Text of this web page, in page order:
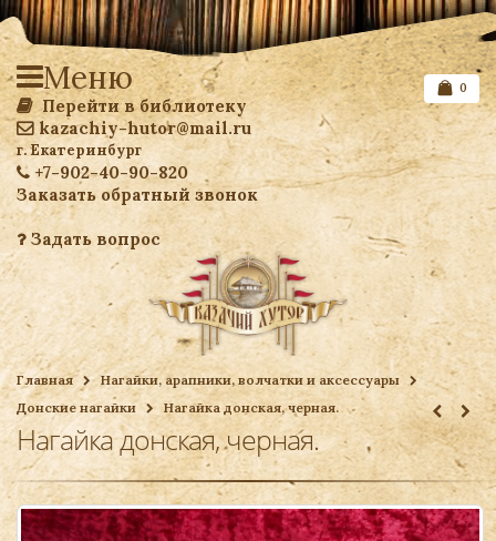
Перейти в библиотеку
kazachiy-hutor@mail.ru
г. Екатеринбург
+7-902-40-90-820
Заказать обратный звонок
Задать вопрос
Список желаемого
Ваша корзина
0
Меню
Главная
Нагайки, арапники, волчатки и аксессуары
Донские нагайки
Нагайка донская, черная.
Нагайка донская, черная.